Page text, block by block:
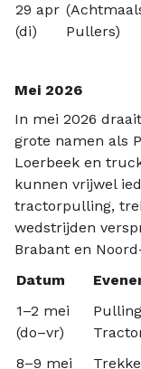
29 apr
(di)
Pullers)
Mei 2026
In mei 2026
grote namen als
Loerbeek en
kunnen vrijwel
tractorpulling,
wedstrijden
Brabant en
Datum
1–2 mei
(do–vr)
8–9 mei